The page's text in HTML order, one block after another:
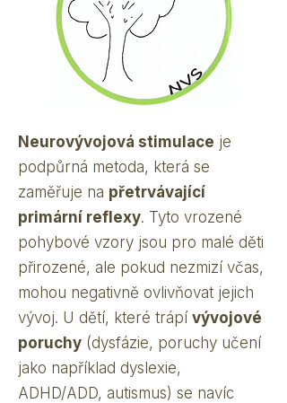
Neurovývojová stimulace je
podpůrná metoda, která se
zaměřuje na přetrvávající
primární reflexy. Tyto vrozené
pohybové vzory jsou pro malé děti
přirozené, ale pokud nezmizí včas,
mohou negativně ovlivňovat jejich
vývoj. U dětí, které trápí vývojové
poruchy (dysfázie, poruchy učení
jako například dyslexie,
ADHD/ADD, autismus) se navíc